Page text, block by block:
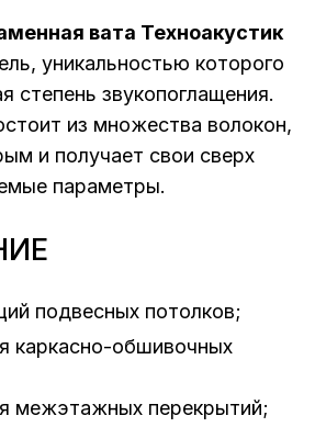
вата Техноакустик
уникальностью которого
степень звукопоглащения.
из множества волокон,
и получает свои сверх
параметры.
подвесных потолков;
каркасно-обшивочных
межэтажных перекрытий;